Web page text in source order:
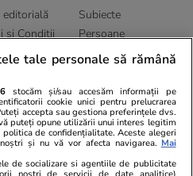
editorială
și Conditii
Subiecte
Persoane
Sitemap
Sporturilor
Locuri de muncă
Imobiliare.ro
tale personale să rămână
stocăm și/sau accesăm informații pe
cookie unici pentru prelucrarea
accepta sau gestiona preferințele dvs.
puteți opune utilizării unui interes legitim
de confidențialitate. Aceste alegeri
și nu vă vor afecta navigarea. Mai
de socializare si agentiile de publicitate